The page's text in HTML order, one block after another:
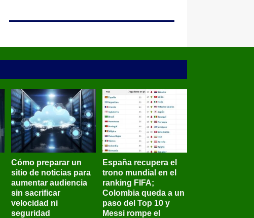
Cómo preparar un
sitio de noticias para
aumentar audiencia
sin sacrificar
velocidad ni
seguridad
España recupera el
trono mundial en el
ranking FIFA;
Colombia queda a un
paso del Top 10 y
Messi rompe el